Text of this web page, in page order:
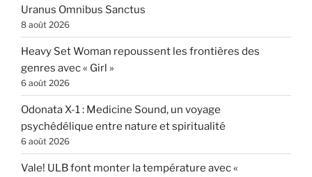
Uranus Omnibus Sanctus
8 août 2026
Heavy Set Woman repoussent les frontières des
genres avec « Girl »
6 août 2026
Odonata X-1 : Medicine Sound, un voyage
psychédélique entre nature et spiritualité
6 août 2026
Vale! ULB font monter la température avec «